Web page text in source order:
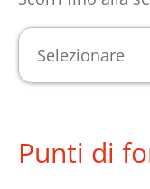
Selezionare
Punti di